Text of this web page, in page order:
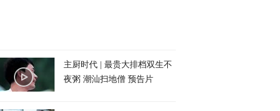
主厨时代 | 最贵大排档双生不
夜粥 潮汕扫地僧 预告片